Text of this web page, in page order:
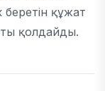
беретін құжат
қолдайды.